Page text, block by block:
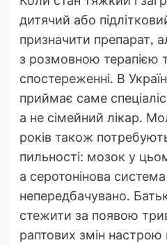
дитячий або
призначити препарат,
з розмовною терапією
спостереженні. В
приймає саме
а не сімейний лікар.
років також
пильності: мозок у
а серотонінова
непередбачувано.
стежити за появою
раптових змін настрою